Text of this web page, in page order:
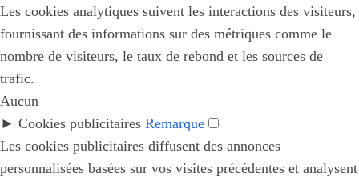
Les cookies analytiques suivent les interactions des visiteurs,
fournissant des informations sur des métriques comme le
nombre de visiteurs, le taux de rebond et les sources de
trafic.
Aucun
► Cookies publicitaires Remarque
Les cookies publicitaires diffusent des annonces
personnalisées basées sur vos visites précédentes et analysent